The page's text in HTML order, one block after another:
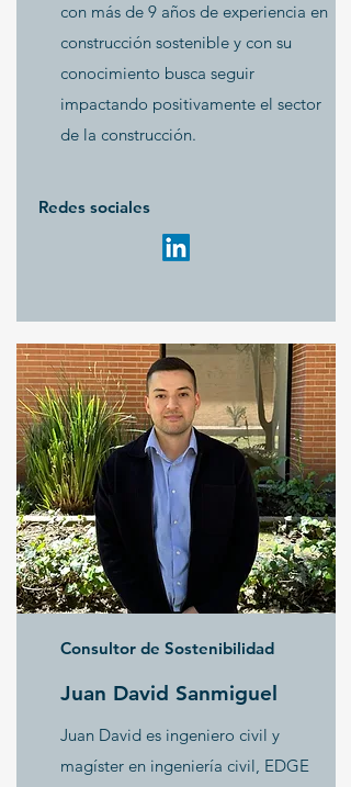
con más de 9 años de experiencia en
construcción sostenible y con su
conocimiento busca seguir
impactando positivamente el sector
de la construcción.
Redes sociales
Consultor de Sostenibilidad
Juan David Sanmiguel
Juan David es ingeniero civil y
magíster en ingeniería civil, EDGE